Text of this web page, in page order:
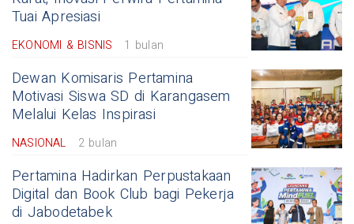
Tuai Apresiasi
EKONOMI & BISNIS 1 bulan
Dewan Komisaris Pertamina
Motivasi Siswa SD di Karangasem
Melalui Kelas Inspirasi
NASIONAL 2 bulan
Pertamina Hadirkan Perpustakaan
Digital dan Book Club bagi Pekerja
di Jabodetabek